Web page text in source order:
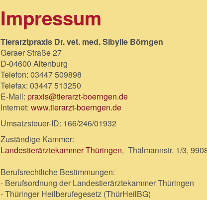
Impressum
Tierarztpraxis Dr. vet. med. Sibylle Börngen
Geraer Straße 27
D-04600 Altenburg
Telefon: 03447 509898
Telefax: 03447 513250
E-Mail:praxis@tierarzt-boerngen.de
Internet:www.tierarzt-boerngen.de
Umsatzsteuer-ID: 166/246/01932
Zuständige Kammer:
Landestierärztekammer Thüringen, Thälmannstr. 1/3,
Berufsrechtliche Bestimmungen:
- Berufsordnung der Landestierärztekammer Thüringen
- Thüringer Heilberufegesetz (ThürHeilBG)